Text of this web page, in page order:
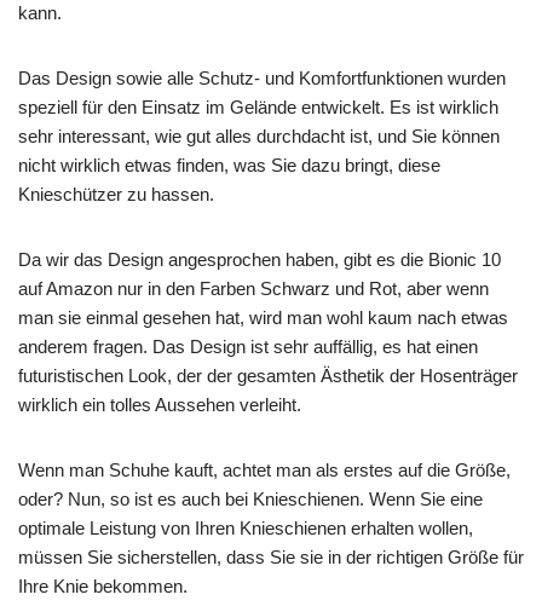
kann.
Das Design sowie alle Schutz- und Komfortfunktionen wurden
speziell für den Einsatz im Gelände entwickelt. Es ist wirklich
sehr interessant, wie gut alles durchdacht ist, und Sie können
nicht wirklich etwas finden, was Sie dazu bringt, diese
Knieschützer zu hassen.
Da wir das Design angesprochen haben, gibt es die Bionic 10
auf Amazon nur in den Farben Schwarz und Rot, aber wenn
man sie einmal gesehen hat, wird man wohl kaum nach etwas
anderem fragen. Das Design ist sehr auffällig, es hat einen
futuristischen Look, der der gesamten Ästhetik der Hosenträger
wirklich ein tolles Aussehen verleiht.
Wenn man Schuhe kauft, achtet man als erstes auf die Größe,
oder? Nun, so ist es auch bei Knieschienen. Wenn Sie eine
optimale Leistung von Ihren Knieschienen erhalten wollen,
müssen Sie sicherstellen, dass Sie sie in der richtigen Größe für
Ihre Knie bekommen.